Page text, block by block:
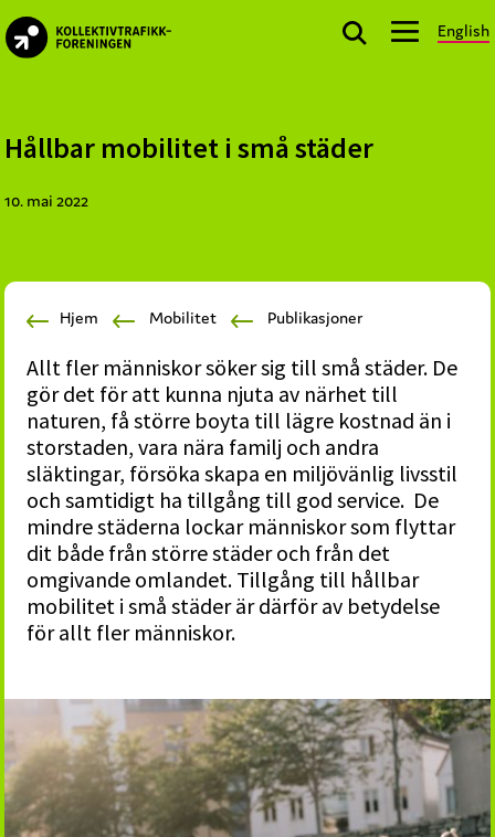
Skip
to
Skip
to
Skip
to
English
offentlige
markedsfører
kollektivtrafikk-
mobilitetstjenester
Hållbar mobilitet i små städer
10. mai 2022
Hjem Mobilitet Publikasjoner
Allt fler människor söker sig till små städer. De
gör det för att kunna njuta av närhet till
naturen, få större boyta till lägre kostnad än i
storstaden, vara nära familj och andra
släktingar, försöka skapa en miljövänlig livsstil
och samtidigt ha tillgång till god service. De
mindre städerna lockar människor som flyttar
dit både från större städer och från det
omgivande omlandet. Tillgång till hållbar
mobilitet i små städer är därför av betydelse
för allt fler människor.